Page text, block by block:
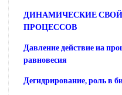
ДИНАМИЧЕСКИЕ
ПРОЦЕССОВ
Давление действие иа
равновесия
Дегидрирование, роль в